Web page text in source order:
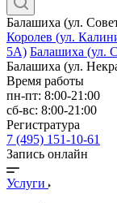
Балашиха (ул.
Королев (ул.
5А) Балашиха (ул.
Балашиха (ул.
Время работы
пн-пт: 8:00-21:00
сб-вс: 8:00-21:00
Регистратура
7 (495) 151-10-61
Запись онлайн
Услуги